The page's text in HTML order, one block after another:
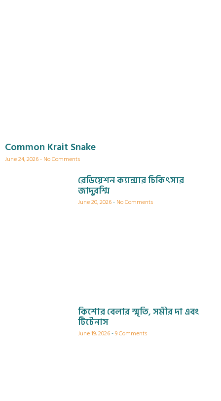
Common Krait Snake
June 24, 2026 No Comments
রেডিয়েশন ক্যান্সার চিকিৎসার
জাদুরশ্মি
June 20, 2026 No Comments
কিশোর বেলার স্মৃতি, সমীর দা এবং
টিটেনাস
June 19, 2026 9 Comments